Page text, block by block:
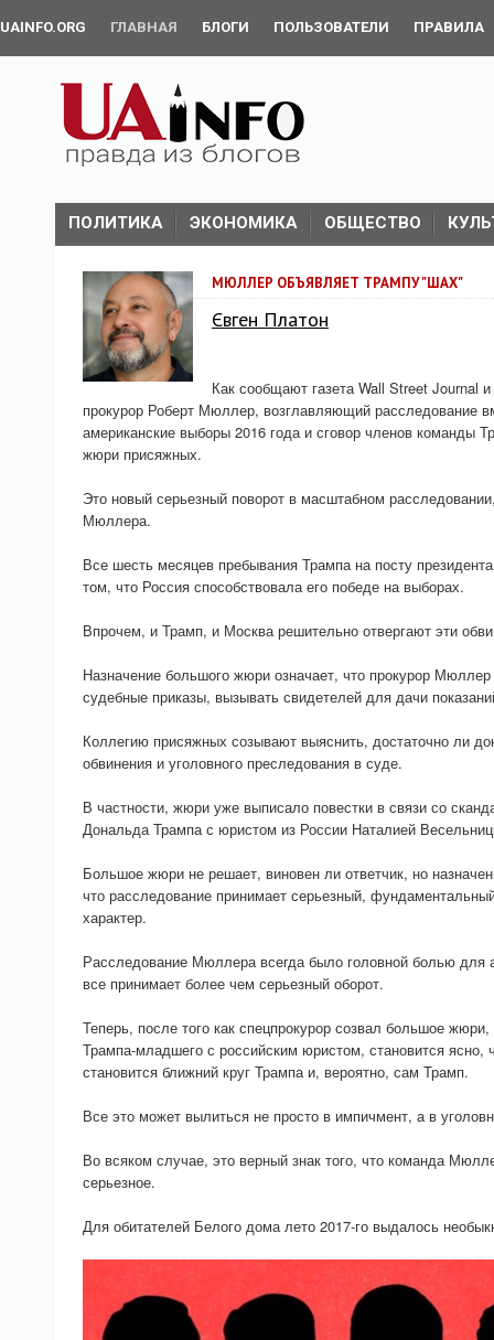
UAINFO.ORG ГЛАВНАЯ БЛОГИ ПОЛЬЗОВАТЕЛИ ПРАВИЛА
ПОЛИТИКА ЭКОНОМИКА ОБЩЕСТВО
МЮЛЛЕР ОБЪЯВЛЯЕТ ТРАМПУ "ШАХ"
Євген Платон
Как сообщают газета Wall Street Journal
прокурор Роберт Мюллер, возглавляющий расследование
американские выборы 2016 года и сговор членов команды
жюри присяжных.
Это новый серьезный поворот в масштабном
Мюллера.
Все шесть месяцев пребывания Трампа на посту
том, что Россия способствовала его победе на выборах.
Впрочем, и Трамп, и Москва решительно отвергают эти
Назначение большого жюри означает, что прокурор
судебные приказы, вызывать свидетелей для дачи
Коллегию присяжных созывают выяснить, достаточно ли
обвинения и уголовного преследования в суде.
В частности, жюри уже выписало повестки в связи со
Дональда Трампа с юристом из России Наталией
Большое жюри не решает, виновен ли ответчик, но
что расследование принимает серьезный,
характер.
Расследование Мюллера всегда было головной болью для
все принимает более чем серьезный оборот.
Теперь, после того как спецпрокурор созвал большое жюри,
Трампа-младшего с российским юристом, становится ясно,
становится ближний круг Трампа и, вероятно, сам Трамп.
Все это может вылиться не просто в импичмент, а в
Во всяком случае, это верный знак того, что команда
серьезное.
Для обитателей Белого дома лето 2017-го выдалось